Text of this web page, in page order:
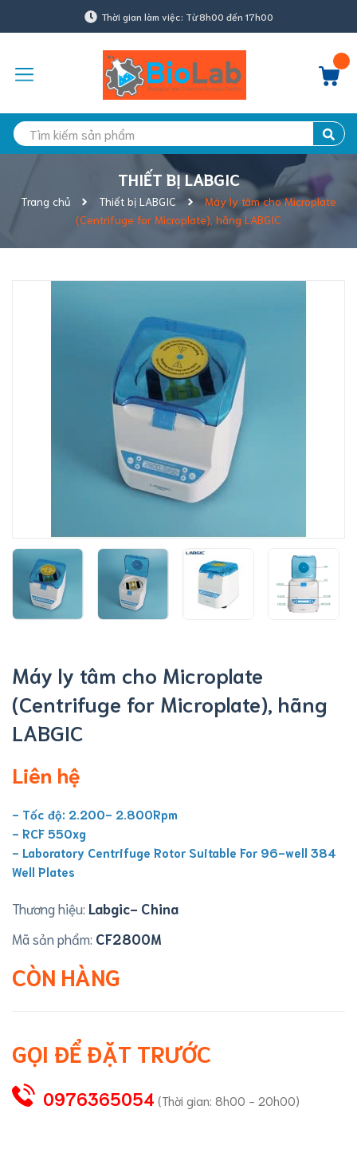
Thời gian làm việc: Từ 8h00 đến 17h00
THIẾT BỊ LABGIC
Trang chủ Thiết bị LABGIC
Máy ly tâm cho Microplate
(Centrifuge for Microplate), hãng LABGIC
Máy ly tâm cho Microplate
(Centrifuge for Microplate), hãng
LABGIC
Liên hệ
- Tốc độ: 2.200- 2.800Rpm
- RCF 550xg
- Laboratory Centrifuge Rotor Suitable For 96-well 384
Well Plates
Thương hiệu: Labgic- China
Mã sản phẩm: CF2800M
CÒN HÀNG
GỌI ĐỂ ĐẶT TRƯỚC
0976365054 (Thời gian: 8h00 - 20h00)